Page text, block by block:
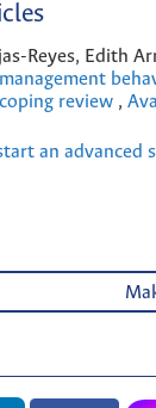
Reyes, Edith
review ,
an advanced